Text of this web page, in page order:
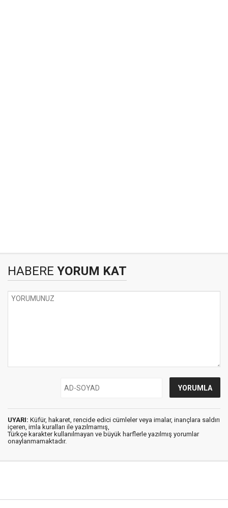
HABERE YORUM KAT
UYARI: Küfür, hakaret, rencide edici cümleler veya imalar, inançlara saldırı
içeren, imla kuralları ile yazılmamış,
Türkçe karakter kullanılmayan ve büyük harflerle yazılmış yorumlar
onaylanmamaktadır.